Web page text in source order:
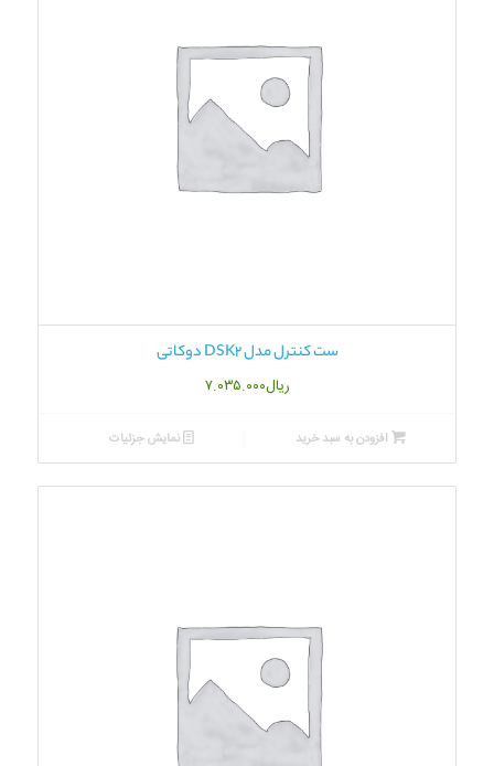
ست کنترل مدل DSK2 دوکاتی
ریال۷.۰۳۵.۰۰۰
افزودن به سبد خرید نمایش جزئیات